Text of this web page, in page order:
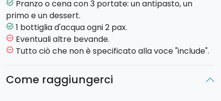
pieno centro a Taormina.
task_alt Pranzo o cena con 3 portate: un antipasto, un
primo e un dessert.
task_alt 1 bottiglia d'acqua ogni 2 pax.
remove_circle_outline Eventuali altre bevande.
remove_circle_outline Tutto ciò che non è specificato alla voce "include".
Come raggiungerci